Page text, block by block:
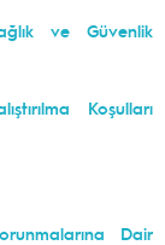
ve Güvenlik
Koşulları
Dair